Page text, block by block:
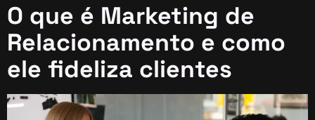
O que é Marketing de
Relacionamento e como
ele fideliza clientes